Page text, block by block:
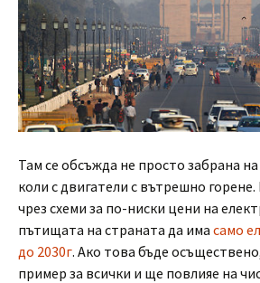
Там се обсъжда не просто забрана
коли с двигатели с вътрешно
чрез схеми за по-ниски цени на
пътищата на страната да има само
до 2030г. Ако това бъде
пример за всички и ще повлияе на